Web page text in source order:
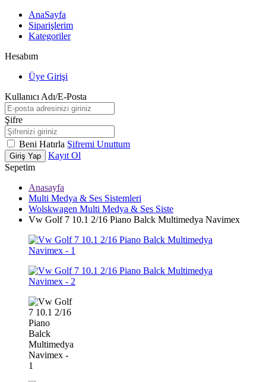
AnaSayfa
Siparişlerim
Kategoriler
Hesabım
Üye Girişi
Kullanıcı Adı/E-Posta
Şifre
Beni Hatırla Şifremi Unuttum
Giriş Yap
Kayıt Ol
Sepetim
Anasayfa
Multi Medya & Ses Sistemleri
Wolskwagen Multi Medya & Ses Siste
Vw Golf 7 10.1 2/16 Piano Balck Multimedya Navimex